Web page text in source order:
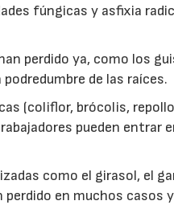
fúngicas y asfixia
perdido ya, como los
de las raíces.
(coliflor, brócolis,
pueden entrar
como el girasol, el
en muchos casos